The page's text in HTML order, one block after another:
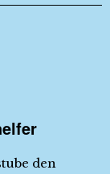
den